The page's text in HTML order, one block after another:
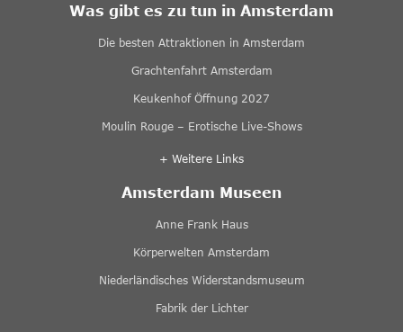
Was gibt es zu tun in Amsterdam
Die besten Attraktionen in Amsterdam
Grachtenfahrt Amsterdam
Keukenhof Öffnung 2027
Moulin Rouge – Erotische Live-Shows
+ Weitere Links
Amsterdam Museen
Anne Frank Haus
Körperwelten Amsterdam
Niederländisches Widerstandsmuseum
Fabrik der Lichter